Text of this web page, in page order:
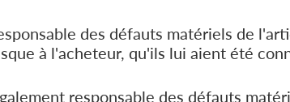
des défauts matériels de
à l'acheteur, qu'ils lui aient été
responsable des défauts